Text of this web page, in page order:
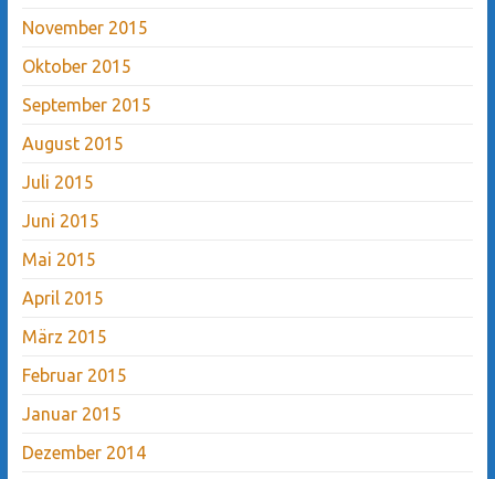
November 2015
Oktober 2015
September 2015
August 2015
Juli 2015
Juni 2015
Mai 2015
April 2015
März 2015
Februar 2015
Januar 2015
Dezember 2014